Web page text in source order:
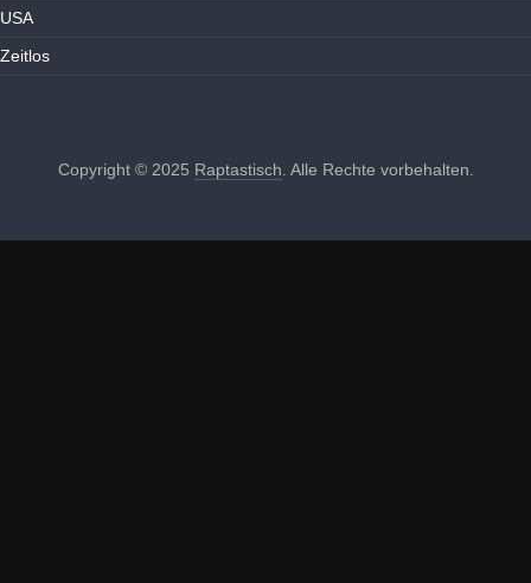
USA
Zeitlos
Copyright © 2025 Raptastisch . Alle Rechte vorbehalten.